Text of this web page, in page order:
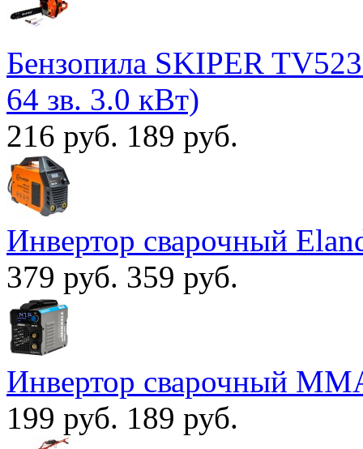
Бензопила SKIPER
64 зв. 3.0 кВт)
216 руб. 189 руб.
Инвертор сварочный
379 руб. 359 руб.
Инвертор сварочный
199 руб. 189 руб.